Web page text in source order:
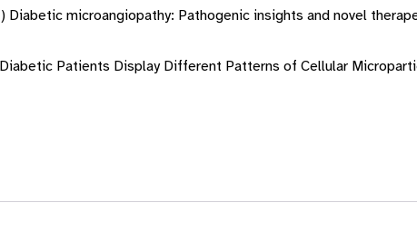
Diabetic microangiopathy: Pathogenic insights and novel
Patients Display Different Patterns of Cellular